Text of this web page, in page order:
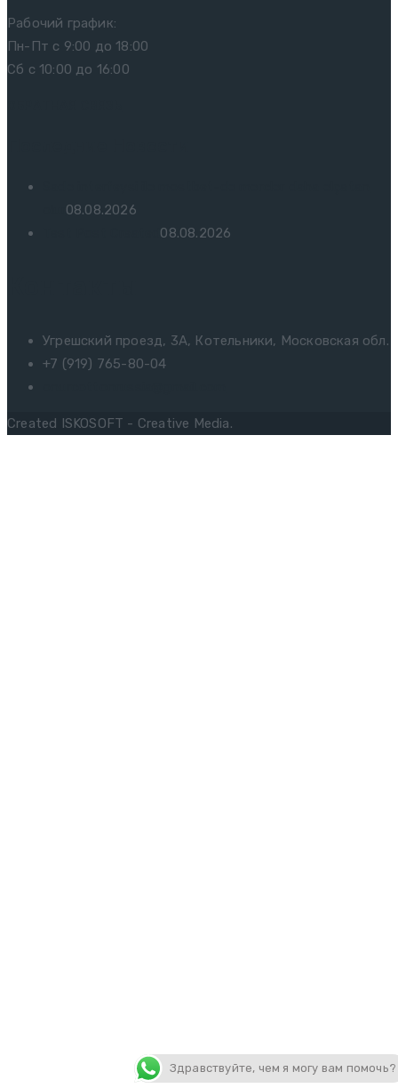
Рабочий график:
Пн-Пт с 9:00 до 18:00
Сб с 10:00 до 16:00
08.08.2026
08.08.2026
Угрешский проезд, 3А, Котельники, Московская обл.
+7 (919) 765-80-04
Created ISKOSOFT - Creative Media.
Здравствуйте, чем я могу вам помочь?